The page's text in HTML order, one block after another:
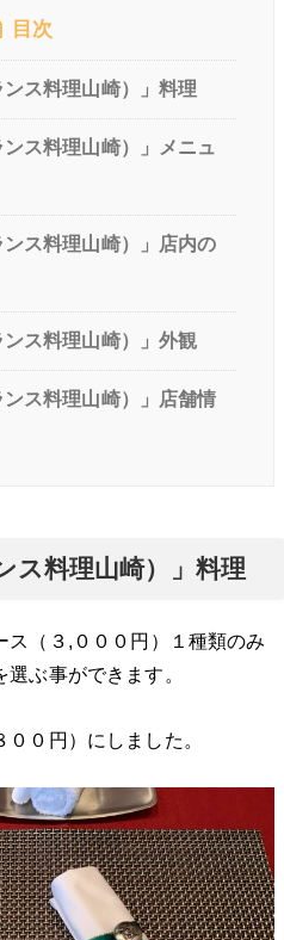
目次
ス料理山崎）」料理
ス料理山崎）」メニュ
ス料理山崎）」店内の
ス料理山崎）」外観
ス料理山崎）」店舗情
ス料理山崎）」料理
（３,０００円）１種類のみ
ぶ事ができます。
０円）にしました。